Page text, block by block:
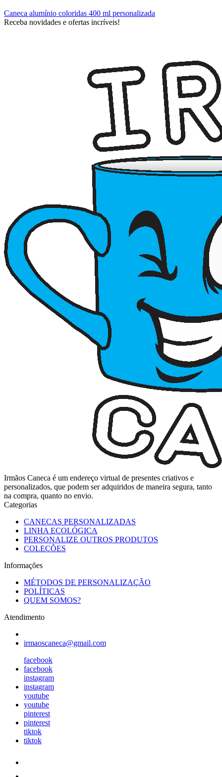
Caneca alumínio coloridas 400 ml personalizada
Receba novidades e ofertas incríveis!
Irmãos Caneca é um endereço virtual de presentes criativos e
personalizados, que podem ser adquiridos de maneira segura, tanto
na compra, quanto no envio.
Categorias
CANECAS PERSONALIZADAS
LINHA ECOLÓGICA
PERSONALIZE OUTROS PRODUTOS
COLEÇÕES
Informações
MÉTODOS DE PERSONALIZAÇÃO
POLÍTICAS
QUEM SOMOS?
Atendimento
irmaoscaneca@gmail.com
facebook
facebook
instagram
instagram
youtube
youtube
pinterest
pinterest
tiktok
tiktok